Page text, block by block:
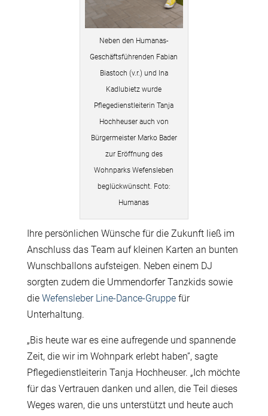
Neben den Humanas-
Geschäftsführenden Fabian
Biastoch (v.r.) und Ina
Kadlubietz wurde
Pflegedienstleiterin Tanja
Hochheuser auch von
Bürgermeister Marko Bader
zur Eröffnung des
Wohnparks Wefensleben
beglückwünscht. Foto:
Humanas
Ihre persönlichen Wünsche für die Zukunft ließ im
Anschluss das Team auf kleinen Karten an bunten
Wunschballons aufsteigen. Neben einem DJ
sorgten zudem die Ummendorfer Tanzkids sowie
die Wefensleber Line-Dance-Gruppefür
Unterhaltung.
„Bis heute war es eine aufregende und spannende
Zeit, die wir im Wohnpark erlebt haben”, sagte
Pflegedienstleiterin Tanja Hochheuser. „Ich möchte
für das Vertrauen danken und allen, die Teil dieses
Weges waren, die uns unterstützt und heute auch